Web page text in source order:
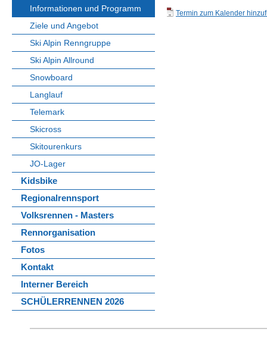
Informationen und Programm
Ziele und Angebot
Ski Alpin Renngruppe
Ski Alpin Allround
Snowboard
Langlauf
Telemark
Skicross
Skitourenkurs
JO-Lager
Kidsbike
Regionalrennsport
Volksrennen - Masters
Rennorganisation
Fotos
Kontakt
Interner Bereich
SCHÜLERRENNEN 2026
Termin zum Kalender